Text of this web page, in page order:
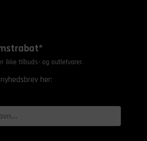
ikke tilbuds- og outletvarer.
her: